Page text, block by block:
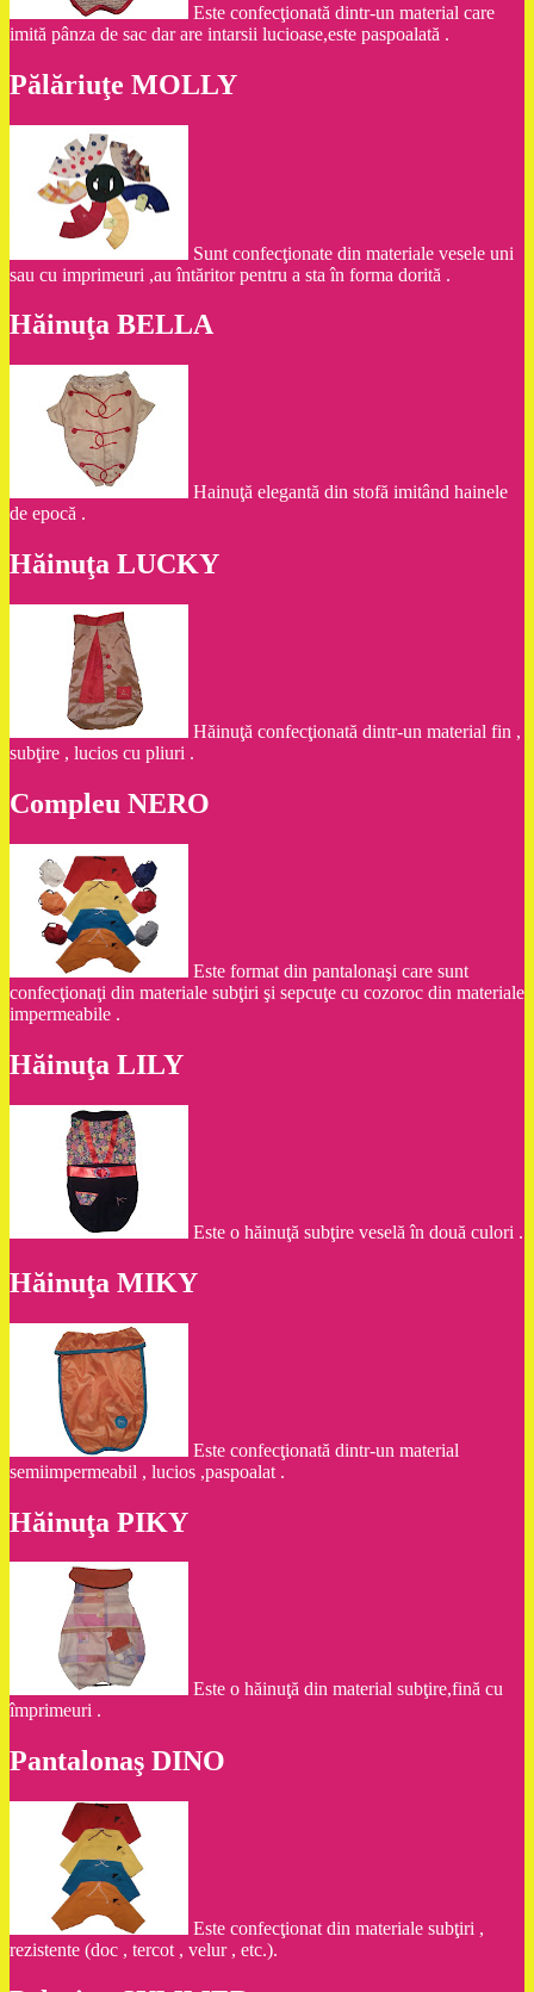
Este confecţionată dintr-un material care
imită pânza de sac dar are intarsii lucioase,este paspoalată .
Pălăriuţe MOLLY
Sunt confecţionate din materiale vesele uni
sau cu imprimeuri ,au întăritor pentru a sta în forma dorită .
Hăinuţa BELLA
Hainuţă elegantă din stofă imitând hainele
de epocă .
Hăinuţa LUCKY
Hăinuţă confecţionată dintr-un material fin ,
subţire , lucios cu pliuri .
Compleu NERO
Este format din pantalonaşi care sunt
confecţionaţi din materiale subţiri şi sepcuţe cu cozoroc din materiale
impermeabile .
Hăinuţa LILY
Este o hăinuţă subţire veselă în două culori .
Hăinuţa MIKY
Este confecţionată dintr-un material
semiimpermeabil , lucios ,paspoalat .
Hăinuţa PIKY
Este o hăinuţă din material subţire,fină cu
împrimeuri .
Pantalonaş DINO
Este confecţionat din materiale subţiri ,
rezistente (doc , tercot , velur , etc.).